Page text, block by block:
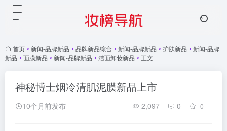
首页 • 新闻-品牌新品 • 品牌新品综合 • 新闻-品牌新品 • 护肤新品 • 新闻-品牌
新品 • 面膜新品 • 新闻-品牌新品 • 洁面卸妆新品 • 正文
神秘博士烟冷清肌泥膜新品上市
10个月前发布 2,097 0 0